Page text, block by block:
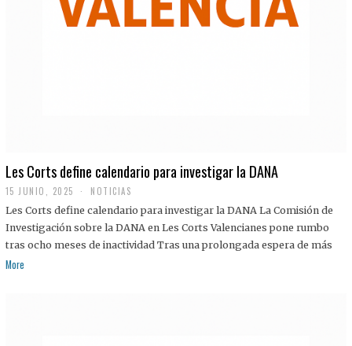
Les Corts define calendario para investigar la DANA
15 JUNIO, 2025 NOTICIAS
Les Corts define calendario para investigar la DANA La Comisión de
Investigación sobre la DANA en Les Corts Valencianes pone rumbo
tras ocho meses de inactividad Tras una prolongada espera de más
More